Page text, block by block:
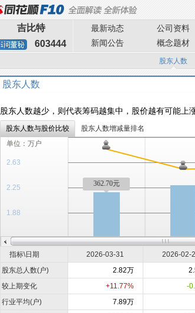
吉比特
603444
最新动态 公司资料
新闻公告
概念题材
股东人数
股东人数
股东人数越少，则代表筹码越集中，股价越有可能上涨
股东人数与股价比较 股东人数增减量排名
单位：万户
1.88
2.25
2.63
362.70元
指标\日期
股东总人数(户)
较上期变化
行业平均(户)
2026-03-31 2026-02-
2.82万
+11.77%
-
7.89万